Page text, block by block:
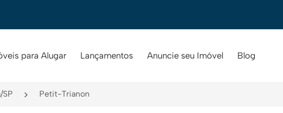
para Alugar Lançamentos Anuncie seu Imóvel Blog
Petit-Trianon